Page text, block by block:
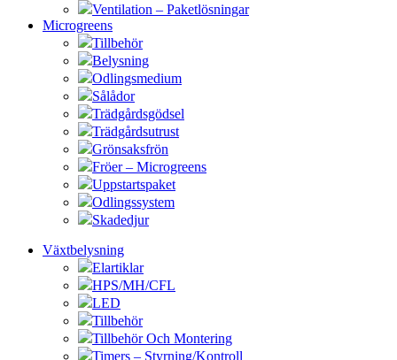
Ventilation – Paketlösningar
Microgreens
Tillbehör
Belysning
Odlingsmedium
Sålådor
Trädgårdsgödsel
Trädgårdsutrust
Grönsaksfrön
Fröer – Microgreens
Uppstartspaket
Odlingssystem
Skadedjur
Växtbelysning
Elartiklar
HPS/MH/CFL
LED
Tillbehör
Tillbehör Och Montering
Timers – Styrning/Kontroll